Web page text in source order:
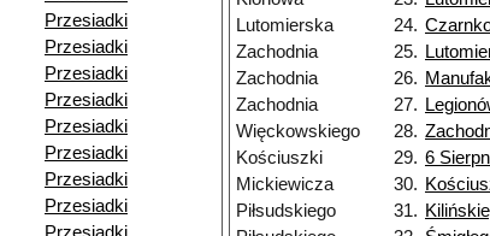
Przesiadki
Przesiadki
Przesiadki
Przesiadki
Przesiadki
Przesiadki
Przesiadki
Przesiadki
Lutomierska
24.
Zachodnia
25.
Zachodnia
26.
Zachodnia
27.
Więckowskiego
28.
Kościuszki
29. 6
Mickiewicza
30.
Piłsudskiego
31.